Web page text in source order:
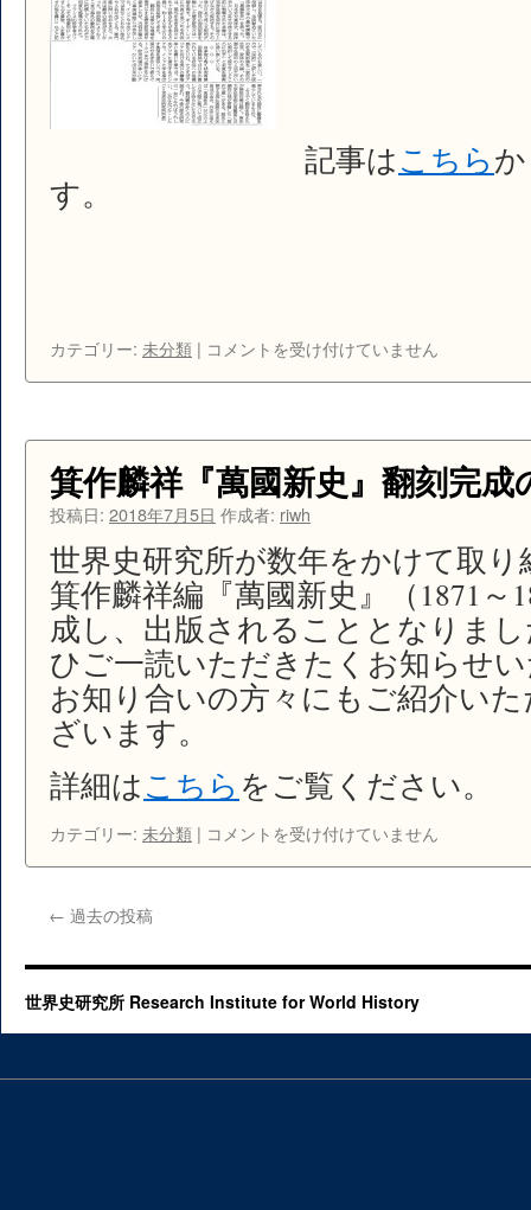
記事はこちら
す。
カテゴリー: 未分類 | 箕
編
『萬
國
新
の
が
『日
本
経
聞』
で
介
さ
た。
コメントを受け付けていません
箕作麟祥『萬國新史』翻刻完成
投稿日: 2018年7月5日 作成者: riwh
世界史研究所が数年をかけて取
箕作麟祥編『萬國新史』（1871～
成し、出版されることとなりま
ひご一読いただきたくお知らせ
お知り合いの方々にもご紹介い
ざいます。
詳細はこちら をご覧ください。
カテゴリー: 未分類 | 箕
新
史』
コメントを受け付けていません
← 過去の投稿
世界史研究所 Research Institute for World History